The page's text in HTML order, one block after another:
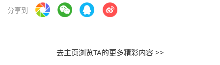
分享到
去主页浏览TA的更多精彩内容 >>